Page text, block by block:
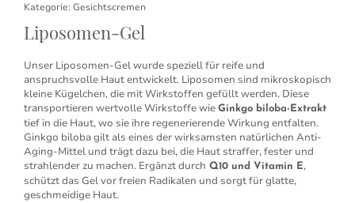
Kategorie: Gesichtscremen
Liposomen-Gel
Unser Liposomen-Gel wurde speziell für reife und
anspruchsvolle Haut entwickelt. Liposomen sind mikroskopisch
kleine Kügelchen, die mit Wirkstoffen gefüllt werden. Diese
transportieren wertvolle Wirkstoffe wie Ginkgo biloba-Extrakt
tief in die Haut, wo sie ihre regenerierende Wirkung entfalten.
Ginkgo biloba gilt als eines der wirksamsten natürlichen Anti-
Aging-Mittel und trägt dazu bei, die Haut straffer, fester und
strahlender zu machen. Ergänzt durch Q10 und Vitamin E,
schützt das Gel vor freien Radikalen und sorgt für glatte,
geschmeidige Haut.